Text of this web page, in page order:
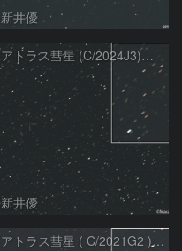
新井優
アトラス彗星 (C/2024J3)：2026/07/09
新井優
アトラス彗星 ( C/2021G2 )：2026/07/08